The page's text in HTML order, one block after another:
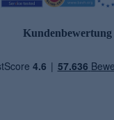
Kundenbewertung